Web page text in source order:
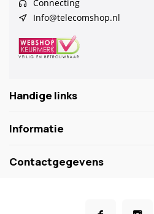
Connecting
Info@telecomshop.nl
Handige links
Informatie
Contactgegevens